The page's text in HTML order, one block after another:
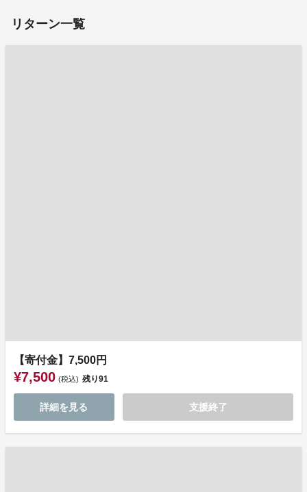
リターン一覧
【寄付金】7,500円
¥7,500 (税込) 残り91
詳細を見る 支援終了